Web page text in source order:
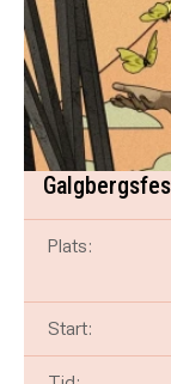
Plats:
Start: